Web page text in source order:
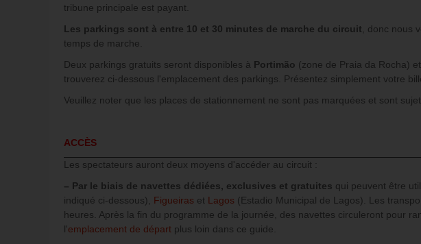
tribune principale est payant.
Les parkings sont à entre 10 et 30 minutes de marche du circuit , donc nous
temps de marche.
Deux parkings gratuits seront disponibles à Portimão (zone de Praia da Rocha)
trouverez ci-dessous l'emplacement des parkings. Présentez simplement votre
Veuillez noter que les places de stationnement ne sont pas marquées et sont
ACCÈS
Les spectateurs auront deux moyens d'accéder au circuit :
– Par le biais de navettes dédiées, exclusives et gratuites qui peuvent être
indiqué ci-dessous), Figueiras et Lagos (Estadio Municipal de Lagos). Les
heures. Après la fin du programme de la journée, des navettes circuleront pour
l'emplacement de départ plus loin dans ce guide.